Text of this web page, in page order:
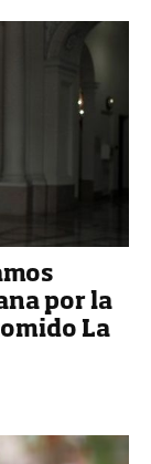
por la
La